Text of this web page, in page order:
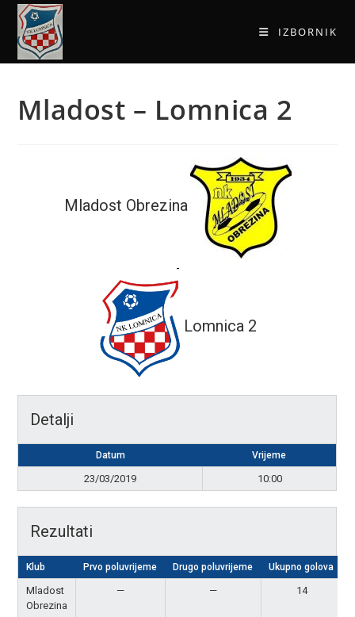
IZBORNIK
Mladost – Lomnica 2
Mladost Obrezina
-
Lomnica 2
Detalji
Datum Vrijeme
23/03/2019 10:00
Rezultati
Klub Prvo poluvrijeme Drugo poluvrijeme Ukupno golova
Mladost
Obrezina
— — 14